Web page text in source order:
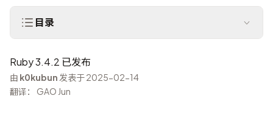
目录
Ruby 3.4.2 已发布
由 k0kubun 发表于 2025-02-14
翻译： GAO Jun